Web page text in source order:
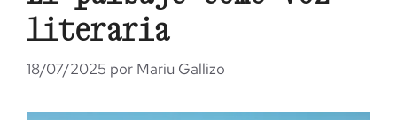
literaria
18/07/2025 por Mariu Gallizo